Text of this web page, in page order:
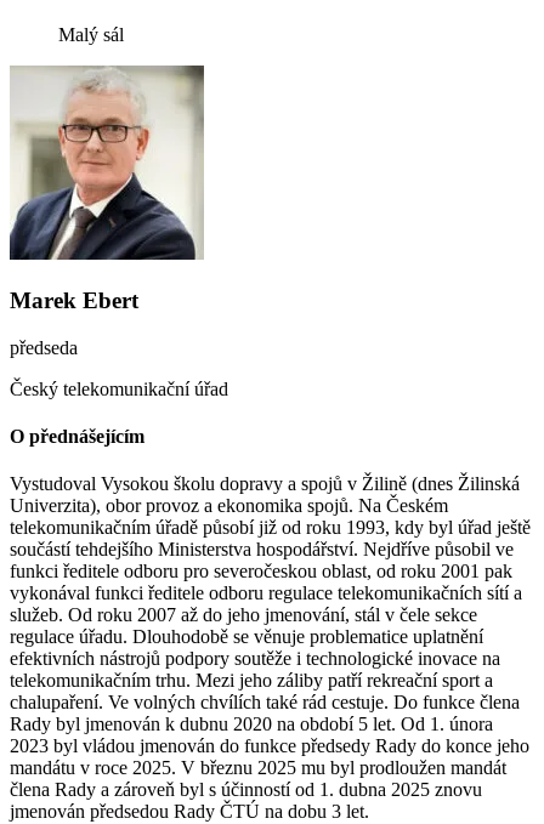
Malý sál
Marek Ebert
předseda
Český telekomunikační úřad
O přednášejícím
Vystudoval Vysokou školu dopravy a spojů v Žilině (dnes Žilinská
Univerzita), obor provoz a ekonomika spojů. Na Českém
telekomunikačním úřadě působí již od roku 1993, kdy byl úřad ještě
součástí tehdejšího Ministerstva hospodářství. Nejdříve působil ve
funkci ředitele odboru pro severočeskou oblast, od roku 2001 pak
vykonával funkci ředitele odboru regulace telekomunikačních sítí a
služeb. Od roku 2007 až do jeho jmenování, stál v čele sekce
regulace úřadu. Dlouhodobě se věnuje problematice uplatnění
efektivních nástrojů podpory soutěže i technologické inovace na
telekomunikačním trhu. Mezi jeho záliby patří rekreační sport a
chalupaření. Ve volných chvílích také rád cestuje. Do funkce člena
Rady byl jmenován k dubnu 2020 na období 5 let. Od 1. února
2023 byl vládou jmenován do funkce předsedy Rady do konce jeho
mandátu v roce 2025. V březnu 2025 mu byl prodloužen mandát
člena Rady a zároveň byl s účinností od 1. dubna 2025 znovu
jmenován předsedou Rady ČTÚ na dobu 3 let.